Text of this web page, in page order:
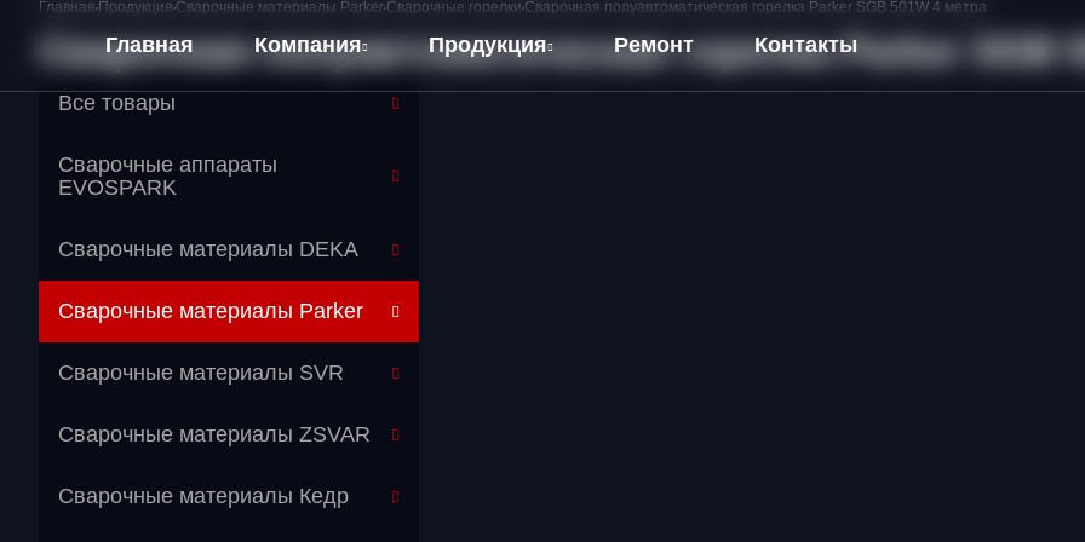
Главная Компания
Оплата и Доставка
Продукция Ремонт Контакты
Главная Продукция Сварочные материалы Parker Сварочные горелки Сварочная полуавтоматическая горелка Parker SGB 501W 4 метра
Сварочная полуавтоматическая горелка Parker SGB
Все товары
Сварочные аппараты
EVOSPARK
Сварочные материалы DEKA
Сварочные материалы Parker
Перейти в категорию
Сварочные материалы SVR
Сварочные материалы ZSVAR
Сварочные материалы Кедр